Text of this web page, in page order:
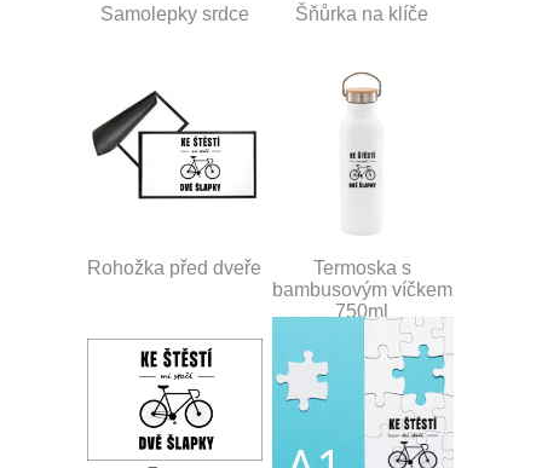
Samolepky srdce Šňůrka na klíče
Rohožka před dveře
Termoska s
bambusovým víčkem
750ml